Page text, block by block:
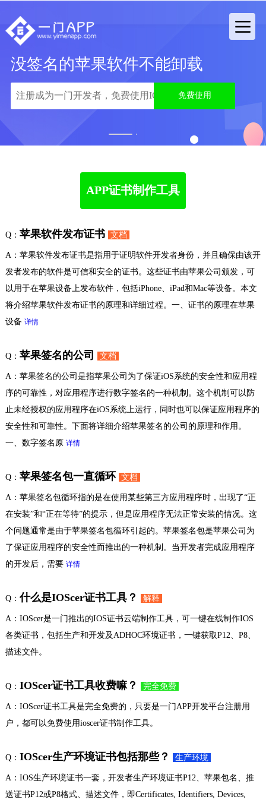
没签名的苹果软件不能卸载
免费使用
APP证书制作工具
Q： 苹果软件发布证书 文档
A：苹果软件发布证书是指用于证明软件开发者身份，并且确保由该开
发者发布的软件是可信和安全的证书。这些证书由苹果公司颁发，可
以用于在苹果设备上发布软件，包括iPhone、iPad和Mac等设备。本文
将介绍苹果软件发布证书的原理和详细过程。一、证书的原理在苹果
设备 详情
Q： 苹果签名的公司 文档
A：苹果签名的公司是指苹果公司为了保证iOS系统的安全性和应用程
序的可靠性，对应用程序进行数字签名的一种机制。这个机制可以防
止未经授权的应用程序在iOS系统上运行，同时也可以保证应用程序的
安全性和可靠性。下面将详细介绍苹果签名的公司的原理和作用。
一、数字签名原 详情
Q： 苹果签名包一直循环 文档
A：苹果签名包循环指的是在使用某些第三方应用程序时，出现了“正
在安装”和“正在等待”的提示，但是应用程序无法正常安装的情况。这
个问题通常是由于苹果签名包循环引起的。苹果签名包是苹果公司为
了保证应用程序的安全性而推出的一种机制。当开发者完成应用程序
的开发后，需要 详情
Q：什么是IOScer证书工具？ 解释
A：IOScer是一门推出的IOS证书云端制作工具，可一键在线制作IOS
各类证书，包括生产和开发及ADHOC环境证书，一键获取P12、P8、
描述文件。
Q： IOScer证书工具收费嘛？ 完全免费
A：IOScer证书工具是完全免费的，只要是一门APP开发平台注册用
户，都可以免费使用ioscer证书制作工具。
Q： IOScer生产环境证书包括那些？ 生产环境
A：IOS生产环境证书一套，开发者生产环境证书P12、苹果包名、推
送证书P12或P8格式、描述文件，即Certificates, Identifiers, Devices,